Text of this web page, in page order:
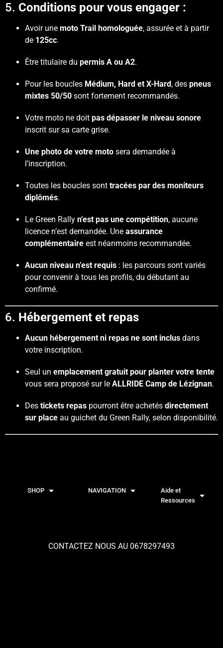
5. Conditions pour vous engager :
Avoir une moto Trail homologuée, assurée et à partir
de 125cc.
Être titulaire du permis A ou A2.
Pour les boucles Médium, Hard et X-Hard, des pneus
mixtes 50/50 sont fortement recommandés.
Votre moto ne doit pas dépasser le niveau sonore
inscrit sur sa carte grise.
Une photo de votre moto sera demandée à
l’inscription.
Toutes les boucles sont tracées par des moniteurs
diplômés.
Le Green Rally n’est pas une compétition, aucune
licence n’est demandée. Une assurance
complémentaire est néanmoins recommandée.
Aucun niveau n’est requis : les parcours sont variés
pour convenir à tous les profils, du débutant au
confirmé.
6. Hébergement et repas
Aucun hébergement ni repas ne sont inclus dans
votre inscription.
Seul un emplacement gratuit pour planter votre tente
vous sera proposé sur le ALLRIDE Camp de Lézignan.
Des tickets repas pourront être achetés directement
sur place au guichet du Green Rally, selon disponibilité.
SHOP NAVIGATION
Aide et
Ressources
CONTACTEZ NOUS AU 0678297493